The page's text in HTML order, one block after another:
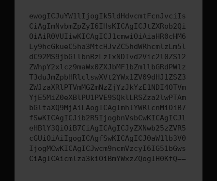
ewogICJuYW1lIjogIk5ldHdvcmtFcnJvciIs
CiAgImNvbmZpZyI6IHsKICAgICJtZXRob2Qi
OiAiR0VUIiwKICAgICJ1cmwiOiAiaHR0cHM6
Ly9hcGkueC5ha3MtcHJvZC5hdWRhcmlzLm5l
dC92MS9jbGllbnRzLzIxNDIvd2Vic2l0ZS12
ZWhpY2xlcz9maWx0ZXJbMF1bZmllbGRdPWlz
T3duJmZpbHRlclswXVt2YWx1ZV09dHJ1ZSZ3
ZWJzaXRlPTVmMGZmNzZjYzJkYzE1NDI4OTVm
YjE5MiZ0eXBlPU1PVE9SQklLRSZza2lwPTAm
bGltaXQ9MjAiLAogICAgImhlYWRlcnMiOiB7
fSwKICAgICJib2R5IjogbnVsbCwKICAgICJl
eHBlY3QiOiB7CiAgICAgICJyZXNwb25zZVR5
cGUiOiAiIgogICAgfSwKICAgICJ0aW1lb3V0
IjogMCwKICAgICJwcm9ncmVzcyI6IG51bGws
CiAgICAicmlza3kiOiBmYWxzZQogIH0KfQ==